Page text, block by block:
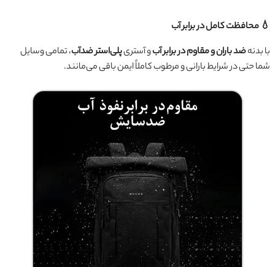
💧 محافظت کامل در برابر آب
با بدنهضد باران و مقاوم در برابر آبو آستریپلی‌استر ضدآب، تمامی وسایل
شما حتی در شرایط بارانی و مرطوب کاملاً ایمن باقی می‌مانند.